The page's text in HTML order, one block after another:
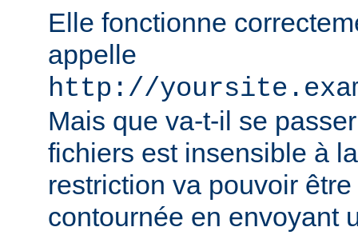
Elle fonctionne
appelle
http://
Mais que va-t-il se
fichiers est insensible à
restriction va pouvoir
contournée en envoyant